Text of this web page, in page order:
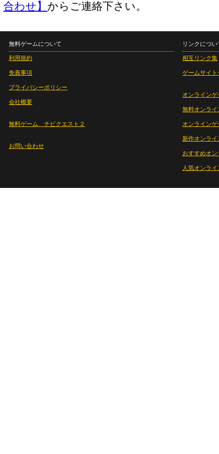
合わせ】 からご連絡下さい。
無料ゲームについて
利用規約
免責事項
プライバシーポリシー
会社概要
無料ゲーム チビクエスト２
お問い合わせ
リンクについ
相互リンク集
ゲームサイト
オンラインゲ
無料オンライ
オンライン
新作オンライ
おすすめオ
人気オンラ